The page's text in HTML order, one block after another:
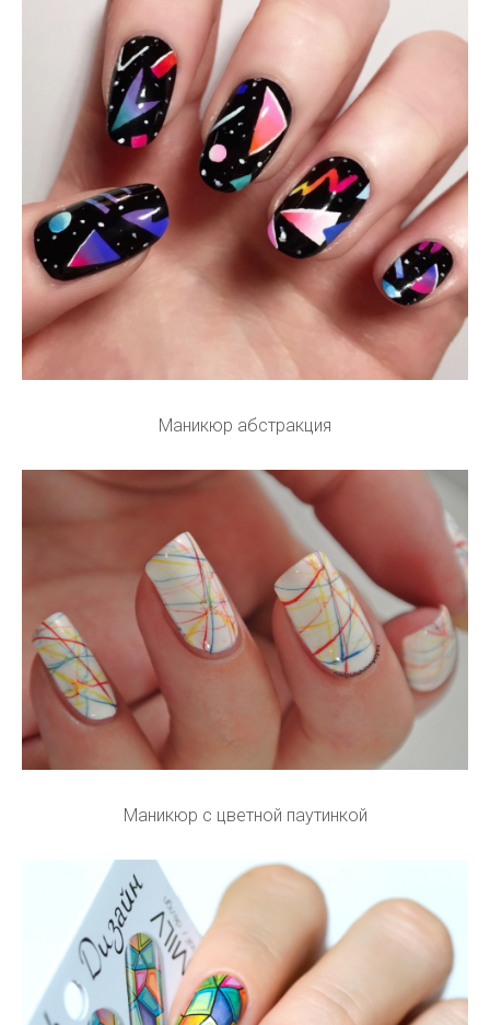
Маникюр абстракция
Маникюр с цветной паутинкой